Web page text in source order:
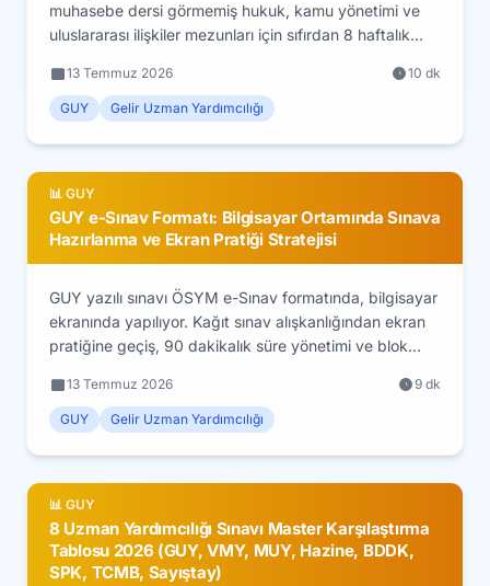
muhasebe dersi görmemiş hukuk, kamu yönetimi ve
uluslararası ilişkiler mezunları için sıfırdan 8 haftalık
13 Temmuz 2026 10 dk
GUY Gelir Uzman Yardımcılığı
📊 GUY
GUY e-Sınav Formatı: Bilgisayar Ortamında Sınava
Hazırlanma ve Ekran Pratiği Stratejisi
GUY yazılı sınavı ÖSYM e-Sınav formatında, bilgisayar
ekranında yapılıyor. Kağıt sınav alışkanlığından ekran
pratiğine geçiş, 90 dakikalık süre yönetimi ve blok
13 Temmuz 2026 9 dk
GUY Gelir Uzman Yardımcılığı
📊 GUY
8 Uzman Yardımcılığı Sınavı Master Karşılaştırma
Tablosu 2026 (GUY, VMY, MUY, Hazine, BDDK,
SPK, TCMB, Sayıştay)